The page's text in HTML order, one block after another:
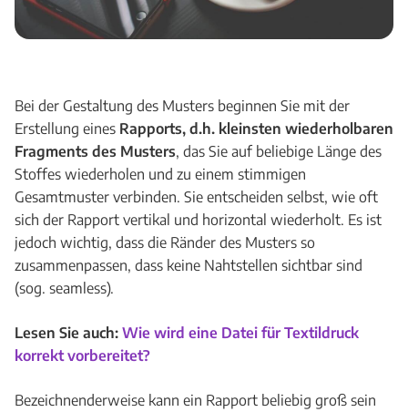
Bei der Gestaltung des Musters beginnen Sie mit der
Erstellung eines Rapports, d.h. kleinsten wiederholbaren
Fragments des Musters, das Sie auf beliebige Länge des
Stoffes wiederholen und zu einem stimmigen
Gesamtmuster verbinden. Sie entscheiden selbst, wie oft
sich der Rapport vertikal und horizontal wiederholt. Es ist
jedoch wichtig, dass die Ränder des Musters so
zusammenpassen, dass keine Nahtstellen sichtbar sind
(sog. seamless).
Lesen Sie auch: Wie wird eine Datei für Textildruck
korrekt vorbereitet?
Bezeichnenderweise kann ein Rapport beliebig groß sein